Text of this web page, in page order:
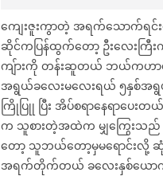
ကျေးဇူးကွာတဲ့ အရက်သောက်ရ
ဆိုင်ကပြန်ထွက်တော့ ဦးလေးကြီ
ကျ်ားကို တန်းဆူတယ် ဘယ်ကဟာတွ
အရွယ်ခလေးမလေးရယ် ၅နှစ်အရွ
ကြိုပြုု ပြီး အိပ်စရာနေရာပေးတ
က သူစားတဲ့အထဲက မျှကြွေးသည်
တော့ သူဘယ်တော့မှမရောင်းလို့
အရက်တိုက်တယ် ခလေးနှစ်ယောက်